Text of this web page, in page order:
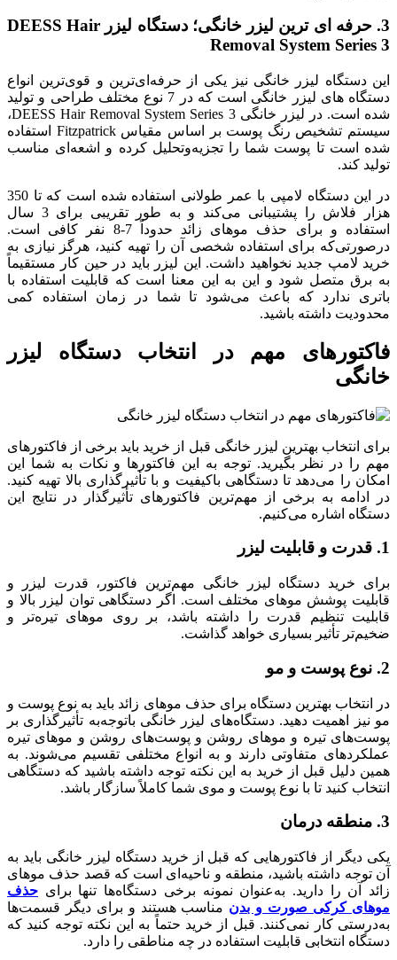
3. حرفه ای ترین لیزر خانگی؛ دستگاه لیزر DEESS Hair
Removal System Series 3
این دستگاه لیزر خانگی نیز یکی از حرفه‌ای‌ترین و قوی‌ترین انواع
دستگاه های لیزر خانگی است که در 7 نوع مختلف طراحی و تولید
شده است. در لیزر خانگی DEESS Hair Removal System Series 3،
سیستم تشخیص رنگ پوست بر اساس مقیاس Fitzpatrick استفاده
شده است تا پوست شما را تجزیه‌وتحلیل کرده و اشعه‌ای مناسب
تولید کند.
در این دستگاه لامپی با عمر طولانی استفاده شده است که تا 350
هزار فلاش را پشتیبانی می‌کند و به طور تقریبی برای 3 سال
استفاده و برای حذف موهای زائد حدوداً 7-8 نفر کافی است.
درصورتی‌که برای استفاده شخصی آن را تهیه کنید، هرگز نیازی به
خرید لامپ جدید نخواهید داشت. این لیزر باید در حین کار مستقیماً
به برق متصل شود و این به این معنا است که قابلیت استفاده با
باتری ندارد که باعث می‌شود تا شما در زمان استفاده کمی
محدودیت داشته باشید.
فاکتورهای مهم در انتخاب دستگاه لیزر
خانگی
برای انتخاب بهترین لیزر خانگی قبل از خرید باید برخی از فاکتورهای
مهم را در نظر بگیرید. توجه به این فاکتورها و نکات به شما این
امکان را می‌دهد تا دستگاهی باکیفیت و با تأثیرگذاری بالا تهیه کنید.
در ادامه به برخی از مهم‌ترین فاکتورهای تأثیرگذار در نتایج این
دستگاه اشاره می‌کنیم.
1. قدرت و قابلیت لیزر
برای خرید دستگاه لیزر خانگی مهم‌ترین فاکتور، قدرت لیزر و
قابلیت پوشش موهای مختلف است. اگر دستگاهی توان لیزر بالا و
قابلیت تنظیم قدرت را داشته باشد، بر روی موهای تیره‌تر و
ضخیم‌تر تأثیر بسیاری خواهد گذاشت.
2. نوع پوست و مو
در انتخاب بهترین دستگاه برای حذف موهای زائد باید به نوع پوست و
مو نیز اهمیت دهید. دستگاه‌های لیزر خانگی باتوجه‌به تأثیرگذاری بر
پوست‌های تیره و موهای روشن و پوست‌های روشن و موهای تیره
عملکردهای متفاوتی دارند و به انواع مختلفی تقسیم می‌شوند. به
همین دلیل قبل از خرید به این نکته توجه داشته باشید که دستگاهی
انتخاب کنید تا با نوع پوست و موی شما کاملاً سازگار باشد.
3. منطقه درمان
یکی دیگر از فاکتورهایی که قبل از خرید دستگاه لیزر خانگی باید به
آن توجه داشته باشید، منطقه و ناحیه‌ای است که قصد حذف موهای
زائد آن را دارید. به‌عنوان نمونه برخی دستگاه‌ها تنها برای حذف
موهای کرکی صورت و بدن مناسب هستند و برای دیگر قسمت‌ها
به‌درستی کار نمی‌کنند. قبل از خرید حتماً به این نکته توجه کنید که
دستگاه انتخابی قابلیت استفاده در چه مناطقی را دارد.